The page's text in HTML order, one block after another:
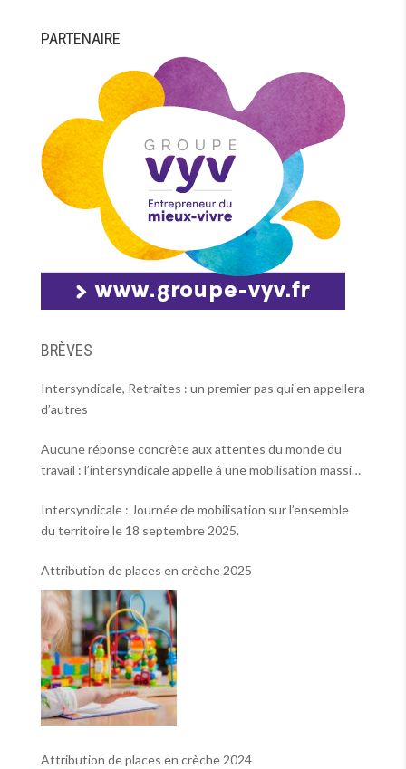
PARTENAIRE
BRÈVES
Intersyndicale, Retraites : un premier pas qui en appellera
d’autres
Aucune réponse concrète aux attentes du monde du
travail : l’intersyndicale appelle à une mobilisation massive
Intersyndicale : Journée de mobilisation sur l’ensemble
du territoire le 18 septembre 2025.
Attribution de places en crèche 2025
Attribution de places en crèche 2024